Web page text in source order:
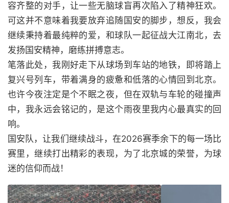
容齐整的对手，让一些无脑球盲再次陷入了精神狂欢。
可这并不意味着我要放弃追随国安的脚步，想反，我会
继续秉持着最纯粹的爱，和球队一起征战大江南北，去
发扬国安精神，磨练拼搏意志。
笔落此处，我刚好走下从球场到车站的地铁，即将踏上
复兴号列车，带着满身的疲惫和低落的心情回到北京。
也许今夜注定是个不眠之夜，但在双轨与车轮的碰撞声
中，我永远会铭记的，是这个雨夜里我内心最真实的回
响。
国安队，让我们继续战斗，在2026赛季余下的每一场比
赛里，继续打出精彩的表现，为了北京城的荣誉，为球
迷的信仰而战！